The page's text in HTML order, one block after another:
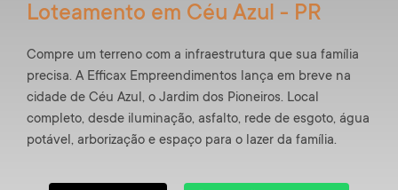
Loteamento em Céu Azul - PR
Compre um terreno com a infraestrutura que sua família
precisa. A Efficax Empreendimentos lança em breve na
cidade de Céu Azul, o Jardim dos Pioneiros. Local
completo, desde iluminação, asfalto, rede de esgoto, água
potável, arborização e espaço para o lazer da família.